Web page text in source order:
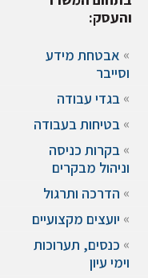
והעסק:
אבטחת מידע
וסייבר
בגדי עבודה
בטיחות בעבודה
בקרות כניסה
וניהול מבקרים
הדרכה ותרגול
יועצים מקצועיים
כנסים, תערוכות
וימי עיון